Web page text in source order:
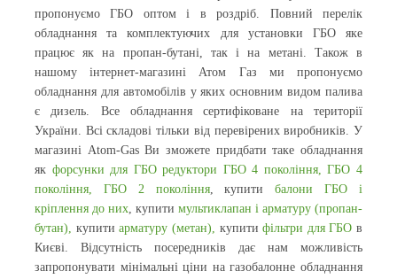
пропонуємо ГБО оптом і в роздріб. Повний перелік
обладнання та комплектуючих для установки ГБО яке
працює як на пропан-бутані, так і на метані. Також в
нашому інтернет-магазині Атом Газ ми пропонуємо
обладнання для автомобілів у яких основним видом палива
є дизель. Все обладнання сертифіковане на території
України. Всі складові тільки від перевірених виробників. У
магазині Atom-Gas Ви зможете придбати таке обладнання
як форсунки для ГБО редуктори ГБО 4 покоління, ГБО 4
покоління, ГБО 2 покоління, купитибалони ГБО і
кріплення до них, купити мультиклапан і арматуру (пропан-
бутан), купити арматуру (метан), купити фільтри для ГБО в
Києві. Відсутність посередників дає нам можливість
запропонувати мінімальні ціни на газобалонне обладнання